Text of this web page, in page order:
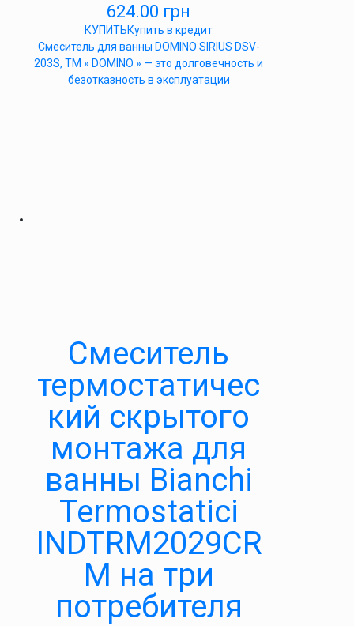
624.00 грн
КУПИТЬКупить в кредит
Cмеситель для ванны DOMINO SIRIUS DSV-
203S, ТМ » DOMINO » — это долговечность и
безотказность в эксплуатации
Смеситель
термостатичес
кий скрытого
монтажа для
ванны Bianchi
Termostatici
INDTRM2029CR
M на три
потребителя